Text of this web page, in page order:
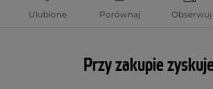
Ulubione Porównaj Obserwuj
Przy zakupie